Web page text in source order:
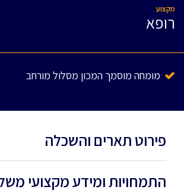
מקצוע
רופא
מומחה מוסמך המכון מסלול מורחב
פירוט תארים והשכלה
התמחויות ומידע מקצועי